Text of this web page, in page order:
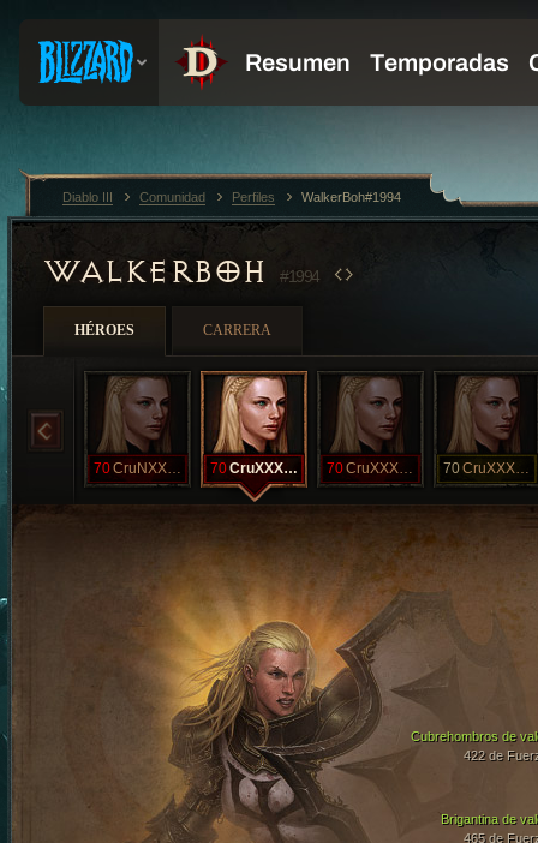
WALKERBOH #1994
HÉROES CARRERA
70 CruNXXXVIIc 70 CruXXXVIII 70 CruXXXVIh 70 CruXXXVIn
Brigantina de
465 de
Cubrehombros de
422 de
Diablo III Comunidad Perfiles WalkerBoh#1994